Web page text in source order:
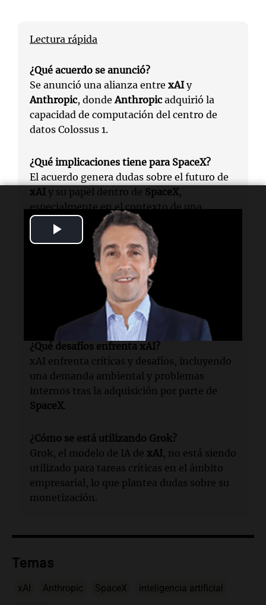
Play
Video
Lectura rápida
¿Qué acuerdo se anunció?
Se anunció una alianza entre xAIy
Anthropic, dondeAnthropic adquirió la
capacidad de computación del centro de
datos Colossus 1.
¿Qué implicaciones tiene para SpaceX?
El acuerdo genera dudas sobre el futuro de
xAI y su papel dentro de SpaceX,
especialmente en el contexto de una
posible salida a bolsa.
¿Cuál es la opinión de los expertos?
Los presentadores del podcast
sugirieron que la alianza podría ser una
medida de supervivencia y no una
verdadera innovación.
¿Qué desafíos enfrenta xAI?
xAI enfrenta críticas y desafíos, incluyendo
una demanda ambiental y problemas
internos tras la adquisición por parte de
SpaceX.
¿Cómo se está utilizando Grok?
Grok, el modelo de IA de xAI, no está siendo
utilizado para tareas críticas en el ámbito
empresarial, lo que plantea dudas sobre su
monetización.
Temas
xAI Anthropic SpaceX inteligencia artificial